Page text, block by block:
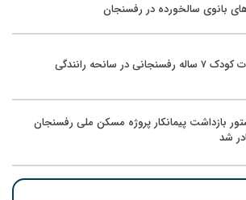
بانوی سالخورده در رفسنجان
رفسنجانی در سانحه رانندگی
بازداشت پیمانکار پروژه مسکن ملی رفسنجان
شد